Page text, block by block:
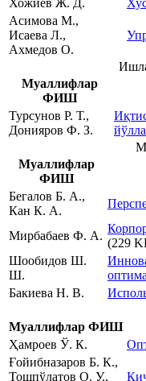
Хожиев Ж. Д.
Асимова М.,
Исаева Л.,
Ахмедов О.
Муаллифлар
ФИШ
Турсунов Р. Т.,
Донияров Ф. З.
Муаллифлар
ФИШ
Бегалов Б. А.,
Кан К. А.
Мирбабаев Ф. А.
(229
Шообидов Ш.
Ш.
Бакиева Н. В.
Муаллифлар ФИШ
Ҳамроев Ў. К.
Ғойибназаров Б. К.,
Тошпўлатов О. У.,